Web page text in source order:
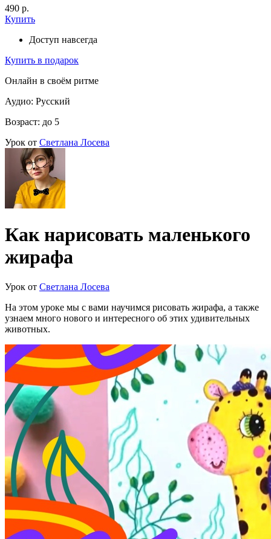
490 р.
Купить
Доступ навсегда
Купить в подарок
Онлайн в своём ритме
Аудио: Русский
Возраст: до 5
Урок от Светлана Лосева
Как нарисовать маленького
жирафа
Урок от Светлана Лосева
На этом уроке мы с вами научимся рисовать жирафа, а также
узнаем много нового и интересного об этих удивительных
животных.